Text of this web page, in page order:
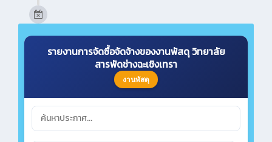
รายงานการจัดซื้อจัดจ้างของงานพัสดุ วิทยาลัย
สารพัดช่างฉะเชิงเทรา
งานพัสดุ